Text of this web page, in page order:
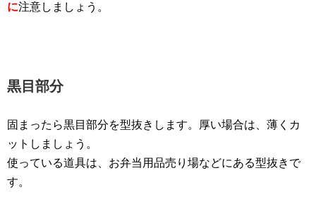
に注意しましょう。
黒目部分
固まったら黒目部分を型抜きします。厚い場合は、薄くカ
ットしましょう。
使っている道具は、お弁当用品売り場などにある型抜きで
す。